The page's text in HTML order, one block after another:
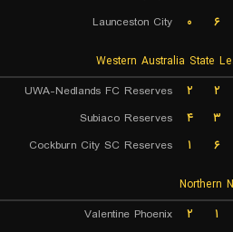
۶ ۰ Launceston City
۲ ۲
UWA-Nedlands FC Reserves
۳ ۴
Subiaco Reserves
۶ ۱ Cockburn City SC Reserves
۱ ۲
Valentine Phoenix